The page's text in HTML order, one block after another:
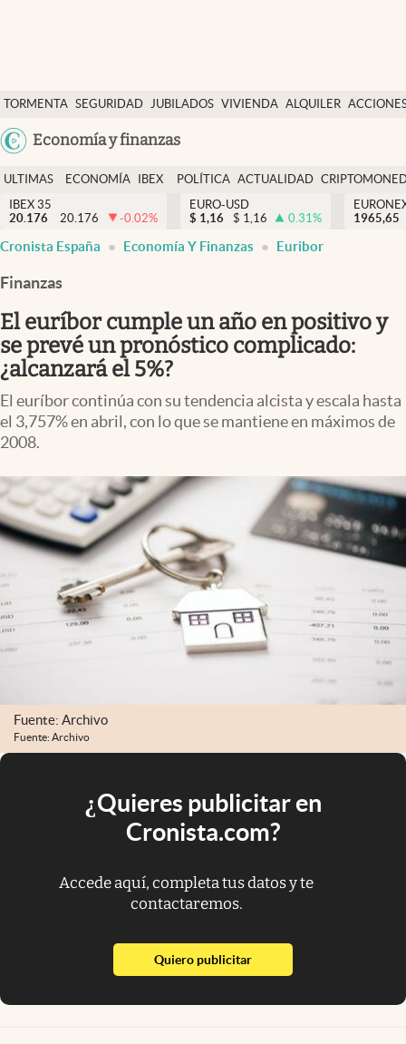
TORMENTA SEGURIDAD JUBILADOS VIVIENDA ALQUILER
USA
Economía y finanzas
Economía y finanzas
Política
Actualidad
Criptomonedas
España
ULTIMAS
NOTICIAS
ECONOMÍA
FINANZAS
IBEX
EURO
POLÍTICA ACTUALIDAD
IBEX 35
20.176
20.176 -0.02%
EURO-USD
$ 1,16 $ 1,16 0.31%
1965,65
Cronista España Economía Y Finanzas Euribor
Finanzas
El euríbor cumple un año en positivo y
se prevé un pronóstico complicado:
¿alcanzará el 5%?
El euríbor continúa con su tendencia alcista y escala hasta
el 3,757% en abril, con lo que se mantiene en máximos de
2008.
Fuente: Archivo
Fuente: Archivo
¿Quieres publicitar en
Cronista.com?
Accede aquí, completa tus datos y te
contactaremos.
Quiero publicitarabre en nueva pestaña